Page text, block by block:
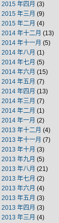
2015 年四月 (3)
2015 年三月 (9)
2015 年二月 (4)
2014 年十二月 (13)
2014 年十一月 (5)
2014 年八月 (1)
2014 年七月 (5)
2014 年六月 (15)
2014 年五月 (7)
2014 年四月 (13)
2014 年三月 (7)
2014 年二月 (1)
2014 年一月 (2)
2013 年十二月 (4)
2013 年十一月 (7)
2013 年十月 (3)
2013 年九月 (5)
2013 年八月 (21)
2013 年七月 (2)
2013 年六月 (4)
2013 年五月 (3)
2013 年四月 (3)
2013 年三月 (4)